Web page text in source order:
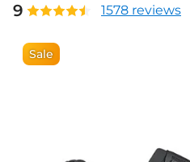
9
1578 reviews
Sale